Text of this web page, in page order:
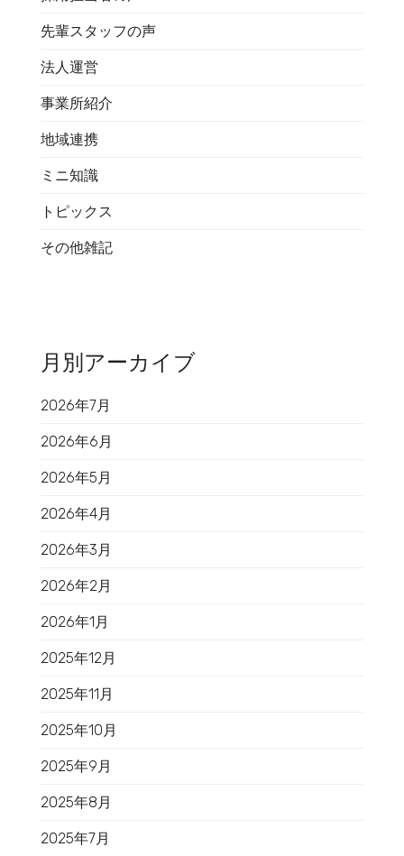
先輩スタッフの声
法人運営
事業所紹介
地域連携
ミニ知識
トピックス
その他雑記
月別アーカイブ
2026年7月
2026年6月
2026年5月
2026年4月
2026年3月
2026年2月
2026年1月
2025年12月
2025年11月
2025年10月
2025年9月
2025年8月
2025年7月